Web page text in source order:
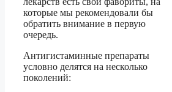
которые мы рекомендовали бы
обратить внимание в первую
очередь.
Антигистаминные препараты
условно делятся на несколько
поколений: